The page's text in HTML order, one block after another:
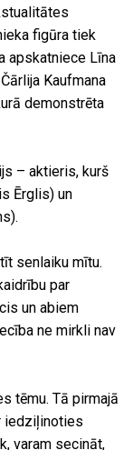
figūra tiek
apskatniece Līna
Kaufmana
demonstrēta
– aktieris, kurš
Ērglis) un
senlaiku mītu.
par
un abiem
ne mirkli nav
tēmu. Tā pirmajā
iedziļinoties
varam secināt,